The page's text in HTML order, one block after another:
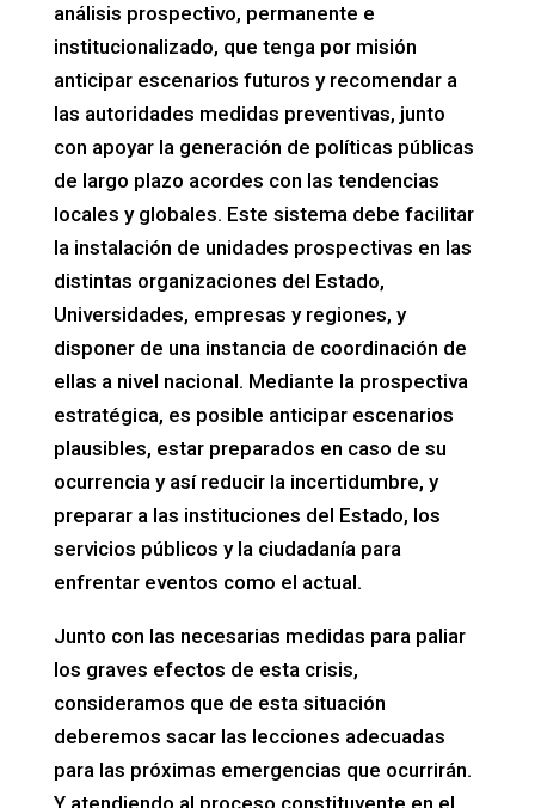
análisis prospectivo, permanente e
institucionalizado, que tenga por misión
anticipar escenarios futuros y recomendar a
las autoridades medidas preventivas, junto
con apoyar la generación de políticas públicas
de largo plazo acordes con las tendencias
locales y globales. Este sistema debe facilitar
la instalación de unidades prospectivas en las
distintas organizaciones del Estado,
Universidades, empresas y regiones, y
disponer de una instancia de coordinación de
ellas a nivel nacional. Mediante la prospectiva
estratégica, es posible anticipar escenarios
plausibles, estar preparados en caso de su
ocurrencia y así reducir la incertidumbre, y
preparar a las instituciones del Estado, los
servicios públicos y la ciudadanía para
enfrentar eventos como el actual.
Junto con las necesarias medidas para paliar
los graves efectos de esta crisis,
consideramos que de esta situación
deberemos sacar las lecciones adecuadas
para las próximas emergencias que ocurrirán.
Y atendiendo al proceso constituyente en el